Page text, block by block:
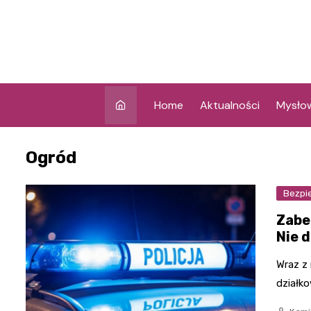
Home Aktualności
Ogród
Nie
Wraz